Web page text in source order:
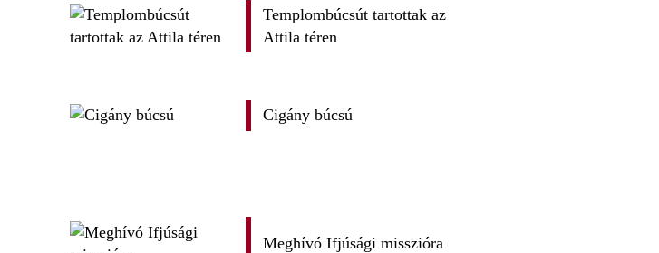
Templombúcsút tartottak az
Attila téren
Cigány búcsú
Meghívó Ifjúsági misszióra